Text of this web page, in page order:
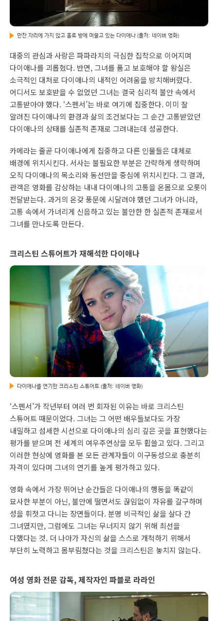
만찬 자리에 가지 않고 홀로 방에 머물고 있는 다이애나 (출처: 네이버 영화)
대중의 관심과 사랑은 파파라치의 극심한 집착으로 이어지며
다이애나를 괴롭혔다. 반면, 그녀를 품고 보호해야 할 왕실은
소극적인 대처로 다이애나의 내적인 어려움을 방치해버렸다.
어디서도 보호받을 수 없었던 그녀는 결국 심리적 불안 속에서
고통받아야 했다. ‘스펜서’는 바로 여기에 집중한다. 이미 잘
알려진 다이애나의 환경과 삶의 조건보다는 그 순간 고통받았던
다이애나의 상태를 실존적 존재로 그려내는데 성공한다.
카메라는 줄곧 다이애나에게 집중하고 다른 인물들은 대체로
배경에 위치시킨다. 서사는 불필요한 부분은 간략하게 생략하며
오직 다이애나의 목소리와 동선만을 중심에 위치시킨다. 그 결과,
관객은 영화를 감상하는 내내 다이애나의 고통을 온몸으로 오롯이
전달받는다. 과거의 온갖 풍문에 시달려야 했던 그녀가 아니라,
고통 속에서 가녀리게 신음하고 있는 불안한 한 실존적 존재로서
그녀를 만나도록 만든다.
크리스틴 스튜어트가 재해석한 다이애나
다이애나를 연기한 크리스틴 스튜어트 (출처: 네이버 영화)
‘스펜서’가 작년부터 여러 번 회자된 이유는 바로 크리스틴
스튜어트 때문이었다. 그녀는 그 어떤 배우들보다도 가장
내밀하고 섬세한 시선으로 다이애나의 심리 깊은 곳을 표현했다는
평가를 받으며 전 세계의 여우주연상을 모두 휩쓸고 있다. 그리고
이러한 현상에 영화를 본 모든 관계자들이 이구동성으로 충분히
자격이 있다며 그녀의 연기를 높게 평가하고 있다.
영화 속에서 가장 뛰어난 순간들은 다이애나의 행동을 똑같이
묘사한 부분이 아닌, 불안에 떨면서도 끊임없이 자유를 갈구하며
성을 휘젓고 다니는 장면들이다. 분명 비극적인 삶을 살다 간
그녀였지만, 그럼에도 그녀는 무너지지 않기 위해 최선을
다했다는 것. 더 나아가 자신의 삶을 스스로 개척하기 위해서
부단히 노력하고 몸부림쳤다는 것을 크리스틴은 놓치지 않는다.
여성 영화 전문 감독, 제작자인 파블로 라라인